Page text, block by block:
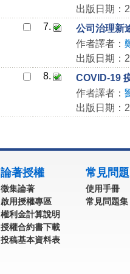
出版日期：
7.
公司治理新
作者譯者：
出版日期：
8.
COVID-19
作者譯者：
出版日期：
論著授權
徵集論著
啟用授權專區
權利金計算說明
授權合約書下載
投稿基本資料表
常見問題
使用手冊
常見問題集